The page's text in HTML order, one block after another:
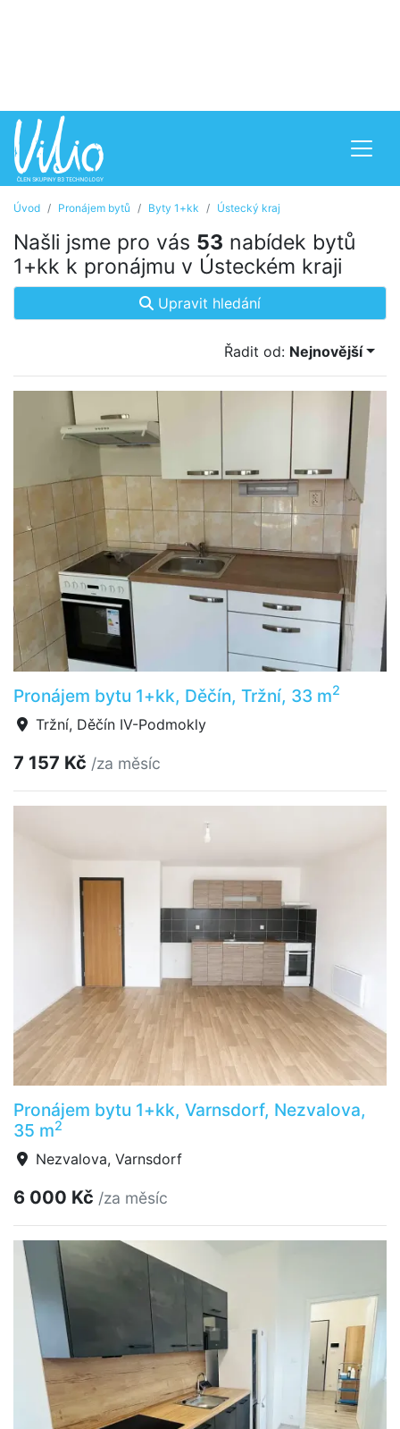
Úvod Pronájem bytů Byty 1+kk Ústecký kraj
Našli jsme pro vás 53 nabídek bytů
1+kk k pronájmu v Ústeckém kraji
Upravit hledání
Řadit od: Nejnovější
Pronájem bytu 1+kk, Děčín, Tržní, 33 m2
Tržní, Děčín IV-Podmokly
7 157 Kč /za měsíc
Pronájem bytu 1+kk, Varnsdorf, Nezvalova,
35 m2
Nezvalova, Varnsdorf
6 000 Kč /za měsíc